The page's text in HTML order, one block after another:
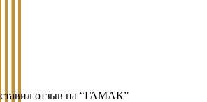
отзыв на “ГАМАК”